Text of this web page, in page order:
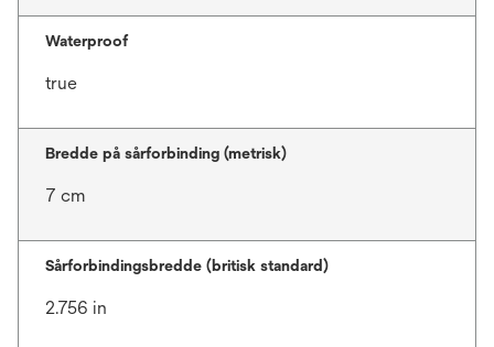
Waterproof
true
Bredde på sårforbinding (metrisk)
7 cm
Sårforbindingsbredde (britisk standard)
2.756 in